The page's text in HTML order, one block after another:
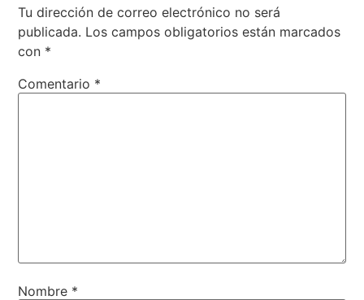
Tu dirección de correo electrónico no será
publicada. Los campos obligatorios están marcados
con *
Comentario *
Nombre *